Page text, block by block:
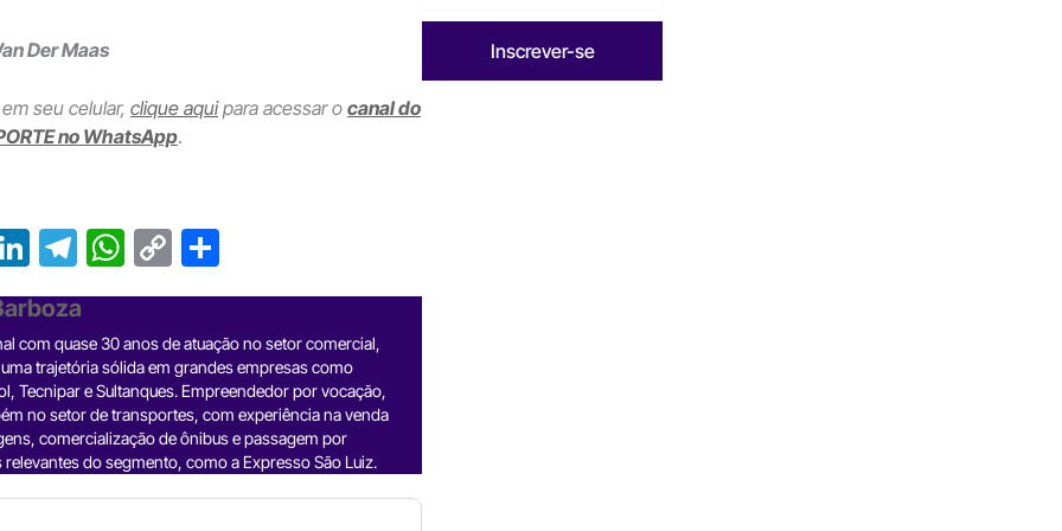
Der Maas
seu celular, clique aquipara acessar o canal do
no WhatsApp.
Li
n
ke
dI
n
T
el
e
gr
a
m
W
h
s
A
p
p
C
o
y
Li
n
k
h
e
com quase 30 anos de atuação no setor comercial,
trajetória sólida em grandes empresas como
Tecnipar e Sultanques. Empreendedor por vocação,
no setor de transportes, com experiência na venda
comercialização de ônibus e passagem por
relevantes do segmento, como a Expresso São Luiz.
Inscrever-se